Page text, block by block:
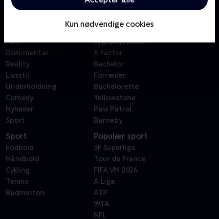
Kun nødvendige cookies
Kategorier
Film
Dokumentar
Reality
Livsstil
Underholdning
Comedy
Nyheder
Sport
Badehotellet
Sygeplejeskolen
X Factor
Bachelor
Forræder
Bachelorette
Yellowstone
Paw Patrol
Barnaby
Sport
Fodbold
Håndbold
Cykling
Tennis
Badminton
Populær sport
3F Superliga
Tour de France
FIFA VM 2026
A Liga
ATP
WTA
NFL